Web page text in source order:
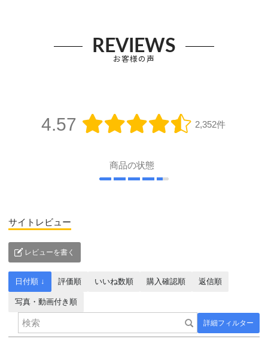
REVIEWS
お客様の声
4.57 2,352件
商品の状態
サイトレビュー
レビューを書く
詳細フィルター
日付順 ↓ 評価順 いいね数順 購入確認順 返信順
写真・動画付き順